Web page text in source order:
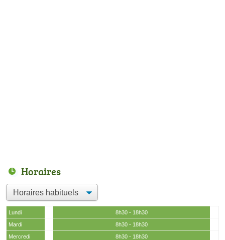
Horaires
Lundi
8h30 - 18h30
Mardi
8h30 - 18h30
Mercredi
8h30 - 18h30